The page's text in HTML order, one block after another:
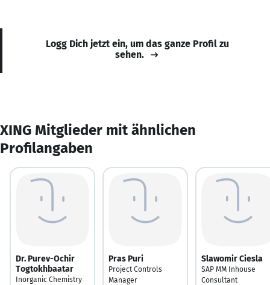
Logg Dich jetzt ein, um das ganze Profil zu
sehen.
XING Mitglieder mit ähnlichen
Profilangaben
Dr. Purev-Ochir
Togtokhbaatar
Inorganic Chemistry
Pras Puri
Project Controls
Manager
Slawomir Ciesla
SAP MM Inhouse
Consultant